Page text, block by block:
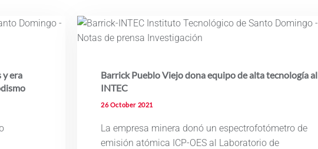
y era
Barrick Pueblo Viejo dona equipo de alta tecnología al
INTEC
26 October 2021
La empresa minera donó un espectrofotómetro de
emisión atómica ICP-OES al Laboratorio de